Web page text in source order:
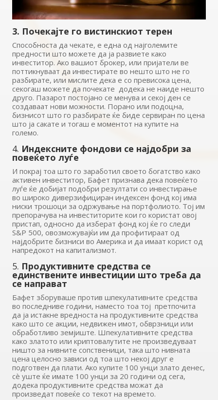
3. Почекајте го вистинскиот терен
Способноста да чекате, е една од најголемите
предности што можете да ја развиете како
инвеститор. Ако вашиот брокер, или пријатели ве
поттикнуваат да инвестирате во нешто што не го
разбирате, или мислите дека е со превисока цена,
секогаш можете да почекате додека не наиде нешто
друго. Пазарот постојано се менува и секој ден се
создаваат нови можности. Порано или подоцна,
бизнисот што го разбирате ќе биде сервиран по цена
што ја сакате и тогаш е моментот на купите на
големо.
4. Индексните фондови се најдобри за
повеќето луѓе
И покрај тоа што го заработил своето богатство како
активен инвеститор, Бафет признава дека повеќето
луѓе ќе добијат подобри резултати со инвестирање
во широко диверзифициран индексен фонд кој има
ниски трошоци за одржување на портфолиото. Тој им
препорачува на инвеститорите кои го користат овој
пристап, односно да изберат фонд кој ќе го следи
S&P 500, овозможувајќи им да профитираат од
најдобрите бизниси во Америка и да имаат корист од
напредокот на капитализмот.
5. Продуктивните средства се
единствените инвестиции што треба да
се направат
Бафет зборуваше против шпекулативните средства
во последниве години, наместо тоа тој претпочита
да ја истакне вредноста на продуктивните средства
како што се акции, недвижен имот, обврзници или
обработливо земјиште. Шпекулативните средства
како златото или криптовалутите не произведуваат
ништо за нивните сопственици, така што нивната
цена целосно зависи од тоа што некој друг е
подготвен да плати. Ако купите 100 унци злато денес,
сè уште ќе имате 100 унци за 20 години од сега,
додека продуктивните средства можат да
произведат повеќе со текот на времето.